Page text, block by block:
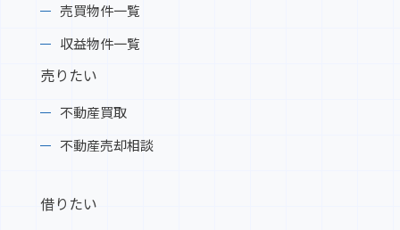
売買物件一覧
収益物件一覧
売りたい
不動産買取
不動産売却相談
借りたい